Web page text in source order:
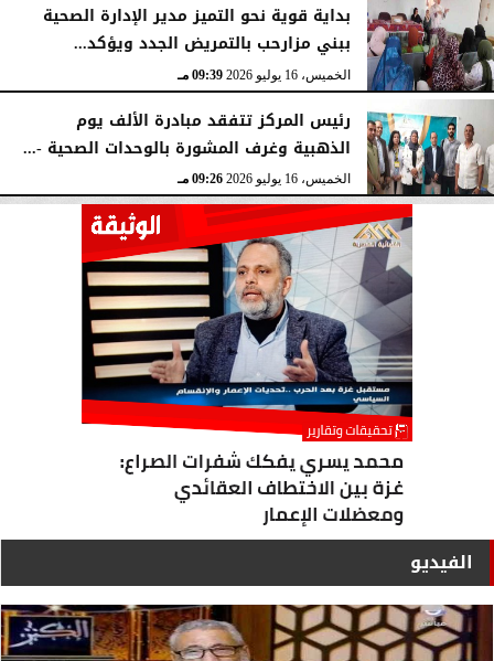
بداية قوية نحو التميز مدير الإدارة الصحية
ببني مزارحب بالتمريض الجدد ويؤكد...
الخميس، 16 يوليو 2026 09:39 مـ
رئيس المركز تتفقد مبادرة الألف يوم
الذهبية وغرف المشورة بالوحدات الصحية -...
الخميس، 16 يوليو 2026 09:26 مـ
الفيديو